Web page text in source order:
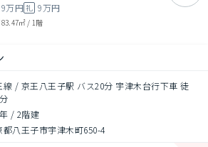
9万円礼 9万円
83.47㎡ / 1階
線 / 京王八王子駅 バス20分 宇津木台行下車 徒
/ 2階建
都八王子市宇津木町650-4